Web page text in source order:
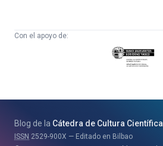
Con el apoyo de:
Eusko
Jaurlaritza
eta
Berrikuntza
Blog de la Cátedra de Cultura Científica
ISSN 2529-900X
Editado en Bilbao